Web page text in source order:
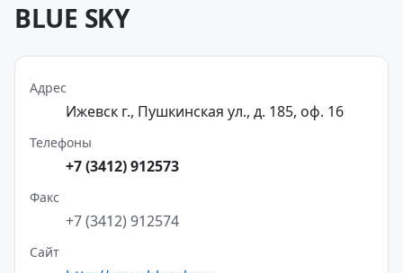
BLUE SKY
Адрес
Ижевск г., Пушкинская ул., д. 185, оф. 16
Телефоны
+7 (3412) 912573
Факс
+7 (3412) 912574
Сайт